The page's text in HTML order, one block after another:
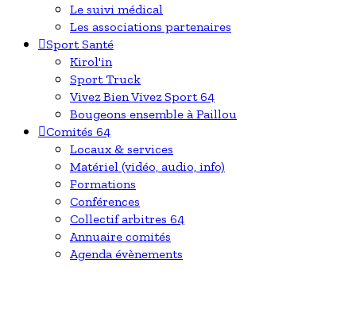
Le suivi médical
Les associations partenaires
Sport Santé
Kirol'in
Sport Truck
Vivez Bien Vivez Sport 64
Bougeons ensemble à Paillou
Comités 64
Locaux & services
Matériel (vidéo, audio, info)
Formations
Conférences
Collectif arbitres 64
Annuaire comités
Agenda évènements